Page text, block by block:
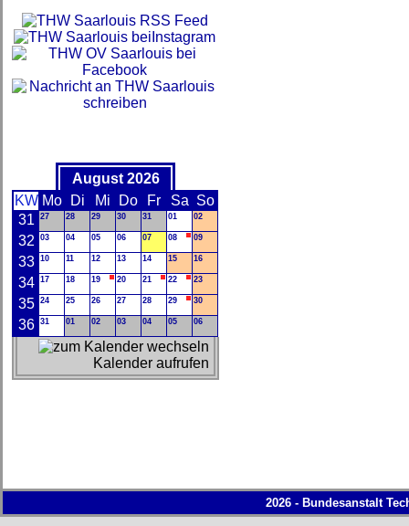
August 2026
KW Mo Di Mi Do Fr Sa So
31
27 28 29 30 31 01 02
32 03 04 05 06 07 08 09
33 10 11 12 13 14 15 16
34 17 18 19 20 21 22 23
35 24 25 26 27 28 29 30
36 31 01 02 03 04 05 06
Kalender aufrufen
2026 - Bundesanstalt